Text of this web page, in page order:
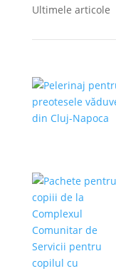
Ultimele articole